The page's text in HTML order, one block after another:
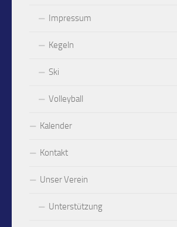
Impressum
Kegeln
Ski
Volleyball
Kalender
Kontakt
Unser Verein
Unterstützung